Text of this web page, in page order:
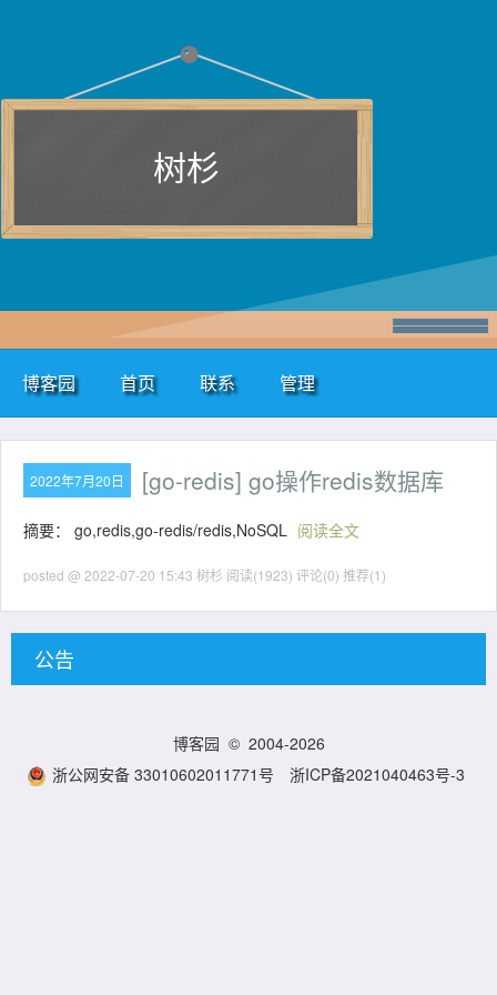
树杉
博客园 首页 联系 管理
2022年7月20日 [go-redis] go操作redis数据库
摘要： go,redis,go-redis/redis,NoSQL 阅读全文
posted @ 2022-07-20 15:43 树杉 阅读(1923) 评论(0) 推荐(1)
公告
博客园 © 2004-2026
浙公网安备 33010602011771号
浙ICP备2021040463号-3